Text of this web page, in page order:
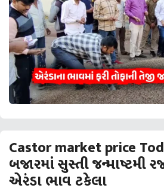
Castor market price
બજારમાં સુસ્તી જન્માષ્ટમી
એરંડા ભાવ ટકેલા